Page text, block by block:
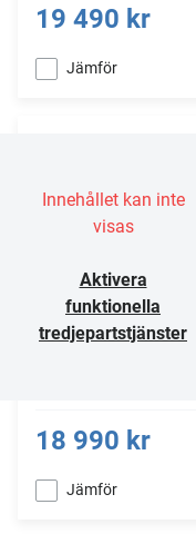
19 490 kr
Jämför
Innehållet kan inte
visas
Aktivera
funktionella
tredjepartstjänster
18 990 kr
Jämför